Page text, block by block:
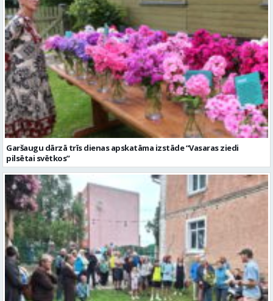
Garšaugu dārzā trīs dienas apskatāma izstāde “Vasaras ziedi
pilsētai svētkos”